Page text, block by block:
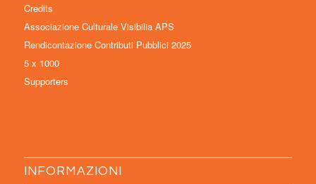
Credits
Associazione Culturale Visibilia APS
Rendicontazione Contributi Pubblici 2025
5 x 1000
Supporters
INFORMAZIONI